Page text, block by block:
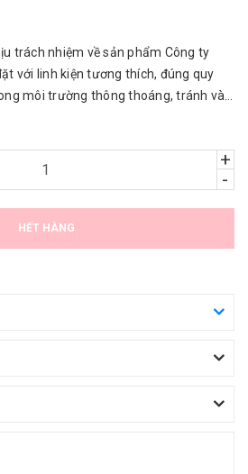
trách nhiệm về sản phẩm Công ty
với linh kiện tương thích, đúng quy
môi trường thông thoáng, tránh vào
+
-
HẾT HÀNG